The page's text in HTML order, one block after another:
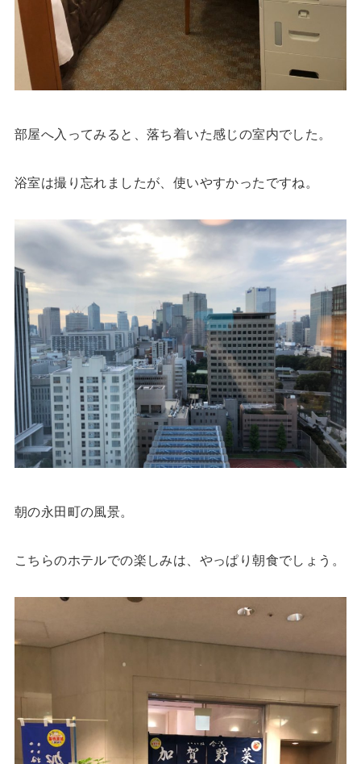
部屋へ入ってみると、落ち着いた感じの室内でした。
浴室は撮り忘れましたが、使いやすかったですね。
朝の永田町の風景。
こちらのホテルでの楽しみは、やっぱり朝食でしょう。